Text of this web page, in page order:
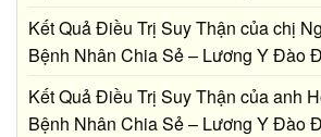
Kết Quả Điều Trị Suy Thận của chị
Bệnh Nhân Chia Sẻ – Lương Y Đào
Kết Quả Điều Trị Suy Thận của anh
Bệnh Nhân Chia Sẻ – Lương Y Đào